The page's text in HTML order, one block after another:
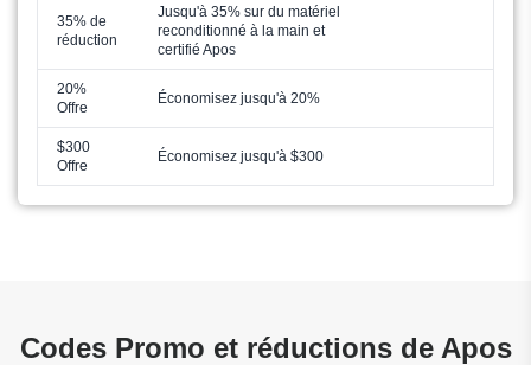
35% de
réduction
Jusqu'à 35% sur du matériel
reconditionné à la main et
certifié Apos
20%
Offre
Économisez jusqu'à 20%
$300
Offre
Économisez jusqu'à $300
Codes Promo et réductions de Apos